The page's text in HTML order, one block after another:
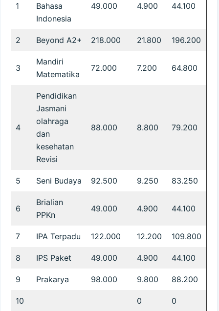
1
Bahasa
Indonesia
49.000 4.900 44.100
2 Beyond A2+ 218.000 21.800 196.200
3
Mandiri
Matematika
72.000 7.200 64.800
4
Pendidikan
Jasmani
olahraga
dan
kesehatan
Revisi
88.000 8.800 79.200
5 Seni Budaya 92.500 9.250 83.250
6
Brialian
PPKn
49.000 4.900 44.100
7 IPA Terpadu 122.000 12.200 109.800
8 IPS Paket 49.000 4.900 44.100
9 Prakarya 98.000 9.800 88.200
10 0 0